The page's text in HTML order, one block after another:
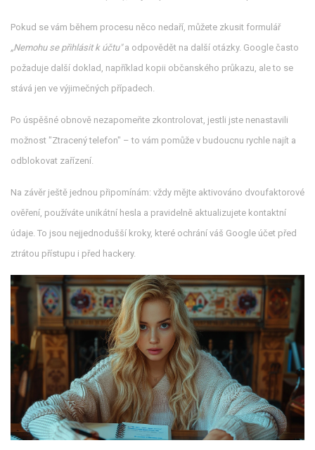
Pokud se vám během procesu něco nedaří, můžete zkusit formulář
„Nemohu se přihlásit k účtu"a odpovědět na další otázky. Google často
požaduje další doklad, například kopii občanského průkazu, ale to se
stává jen ve výjimečných případech.
Po úspěšné obnově nezapomeňte zkontrolovat, jestli jste nenastavili
možnost "Ztracený telefon" – to vám pomůže v budoucnu rychle najít a
odblokovat zařízení.
Na závěr ještě jednou připomínám: vždy mějte aktivováno dvoufaktorové
ověření, používáte unikátní hesla a pravidelně aktualizujete kontaktní
údaje. To jsou nejjednodušší kroky, které ochrání váš Google účet před
ztrátou přístupu i před hackery.